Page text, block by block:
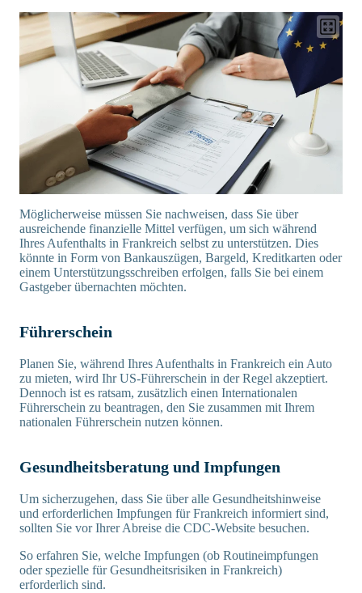
Möglicherweise müssen Sie nachweisen, dass Sie über
ausreichende finanzielle Mittel verfügen, um sich während
Ihres Aufenthalts in Frankreich selbst zu unterstützen. Dies
könnte in Form von Bankauszügen, Bargeld, Kreditkarten oder
einem Unterstützungsschreiben erfolgen, falls Sie bei einem
Gastgeber übernachten möchten.
Führerschein
Planen Sie, während Ihres Aufenthalts in Frankreich ein Auto
zu mieten, wird Ihr US-Führerschein in der Regel akzeptiert.
Dennoch ist es ratsam, zusätzlich einen Internationalen
Führerschein zu beantragen, den Sie zusammen mit Ihrem
nationalen Führerschein nutzen können.
Gesundheitsberatung und Impfungen
Um sicherzugehen, dass Sie über alle Gesundheitshinweise
und erforderlichen Impfungen für Frankreich informiert sind,
sollten Sie vor Ihrer Abreise die CDC-Website besuchen.
So erfahren Sie, welche Impfungen (ob Routineimpfungen
oder spezielle für Gesundheitsrisiken in Frankreich)
erforderlich sind.